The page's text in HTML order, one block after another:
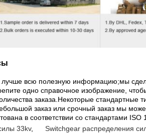
лучше всю полезную информацию;мы
одно справочное изображение,
заказа.Некоторые стандартные
заказ или срочный заказ мы
в соответствии со стандартами ISO
33kv, Switchgear распределения